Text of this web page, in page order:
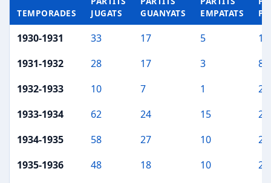
TEMPORADES
JUGATS
GUANYATS
EMPATATS
1930-1931 33 17 5
11
1931-1932
28 17 3
8
1932-1933
10 7 1
2
1933-1934
62 24 15
23
1934-1935
58 27 10
21
1935-1936
48 18 10
20